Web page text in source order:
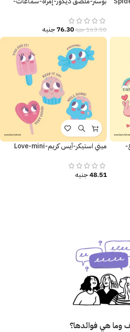
163.50جنيه76.30جنيه
ميني استيكر-آيس كريم-Love-mini
48.51جنيه
وما هي فوائدها؟